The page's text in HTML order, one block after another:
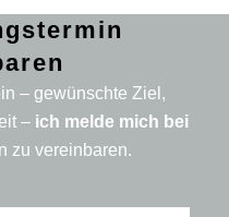
– gewünschte Ziel,
– ich melde mich bei
zu vereinbaren.